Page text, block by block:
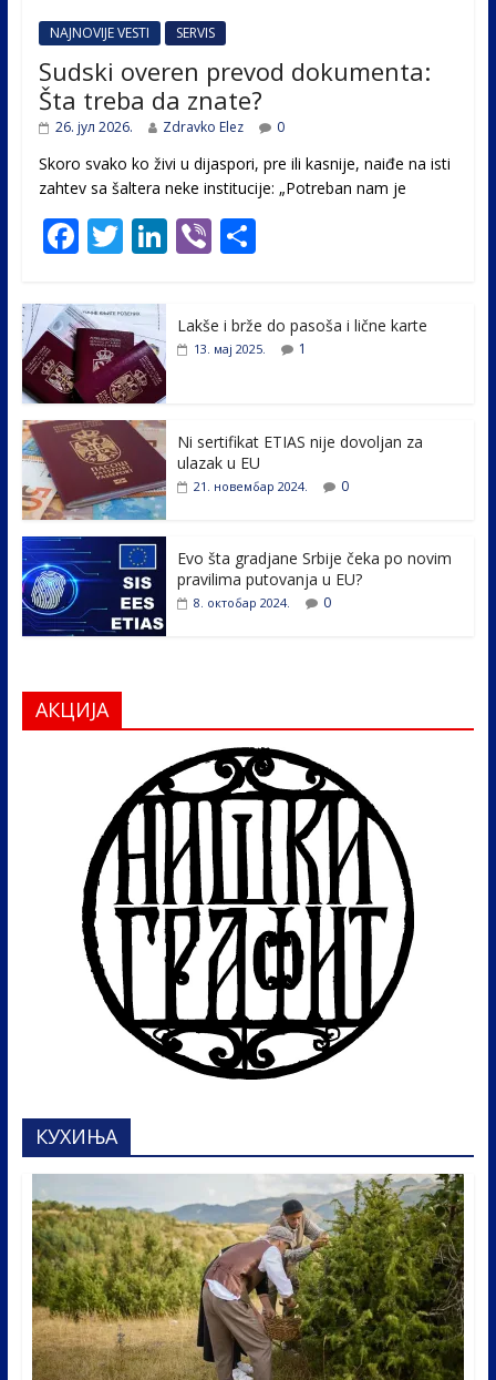
NAJNOVIJE VESTI SERVIS
Sudski overen prevod dokumenta:
Šta treba da znate?
26. јул 2026. Zdravko Elez 0
Skoro svako ko živi u dijaspori, pre ili kasnije, naiđe na isti
zahtev sa šaltera neke institucije: „Potreban nam je
F
e
b
o
o
k
T
itt
er
Li
e
Vi
er
S
ar
e
Lakše i brže do pasoša i lične karte
13. мај 2025. 1
Ni sertifikat ETIAS nije dovoljan za
ulazak u EU
21. новембар 2024. 0
Evo šta gradjane Srbije čeka po novim
pravilima putovanja u EU?
8. октобар 2024. 0
АКЦИЈА
КУХИЊА